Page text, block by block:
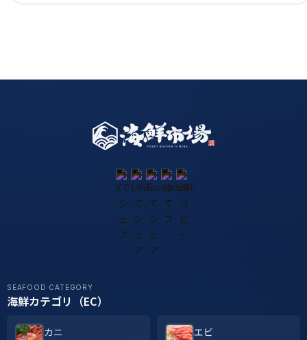
SEAFOOD CATEGORY
海鮮カテゴリ（EC）
カニ エビ